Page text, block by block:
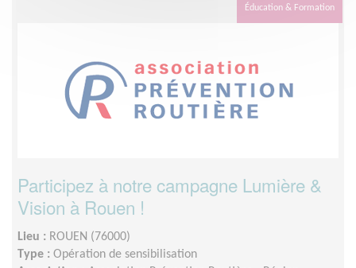
Éducation & Formation
Participez à notre campagne Lumière &
Vision à Rouen !
Lieu : ROUEN (76000)
Type : Opération de sensibilisation